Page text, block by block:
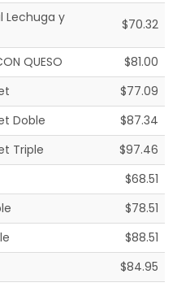
Lechuga y
$70.32
QUESO
$81.00
$77.09
Doble
$87.34
Triple
$97.46
$68.51
$78.51
$88.51
$84.95